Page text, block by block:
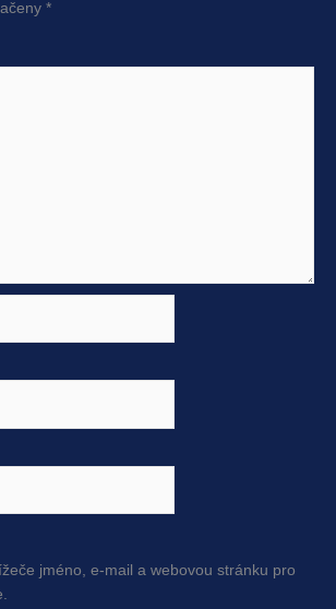
*
jméno, e-mail a webovou stránku pro